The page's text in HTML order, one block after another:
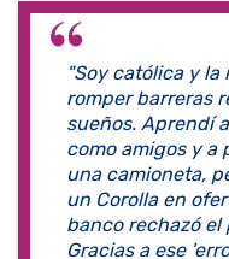
​"Soy católica y la
romper barreras
sueños. Aprendí
como amigos y a
una camioneta,
un Corolla en
banco rechazó
Gracias a ese